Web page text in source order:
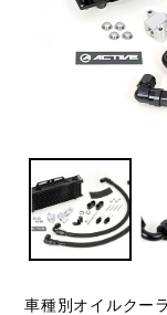
車種別オイルクー